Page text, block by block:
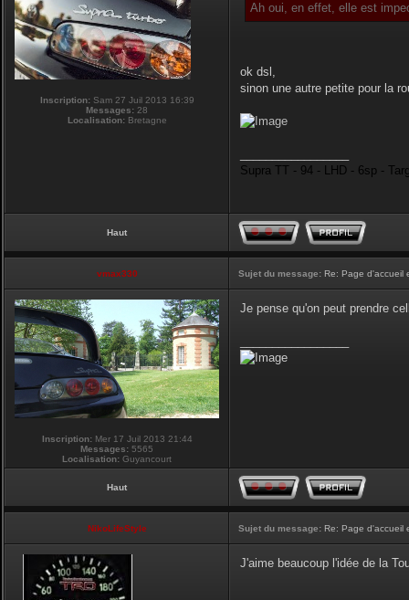
Inscription:Sam 27 Juil 2013 16:39
Messages: 28
Localisation:Bretagne
Ah oui, en effet, elle est
ok dsl,
sinon une autre petite pour la
Supra TT - 94 - LHD - 6sp -
Haut
vmax330 Sujet du message: Re: Page d'accueil
Inscription:Mer 17 Juil 2013 21:44
Messages: 5565
Localisation: Guyancourt
Je pense qu'on peut prendre
Haut
NikoLifeStyle Sujet du message: Re: Page d'accueil
J'aime beaucoup l'idée de la